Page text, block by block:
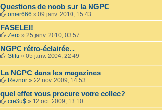
Questions de noob sur la NGPC
omer666 » 09 janv. 2010, 15:43
FASELEI!
Zero » 25 janv. 2010, 03:57
NGPC rétro-éclairée...
Stifu » 05 janv. 2004, 22:49
La NGPC dans les magazines
Reznor » 22 nov. 2009, 14:53
quel effet vous procure votre collec?
cre$u$ » 12 oct. 2009, 13:10